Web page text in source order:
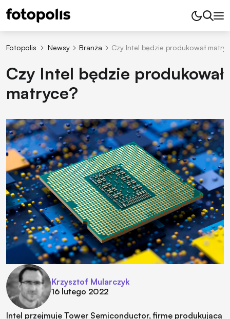
Fotopolis Newsy Branża Czy Intel będzie produkował
Czy Intel będzie produkował
matryce?
Krzysztof Mularczyk
16 lutego 2022
Intel przejmuje Tower Semiconductor, firmę produkującą